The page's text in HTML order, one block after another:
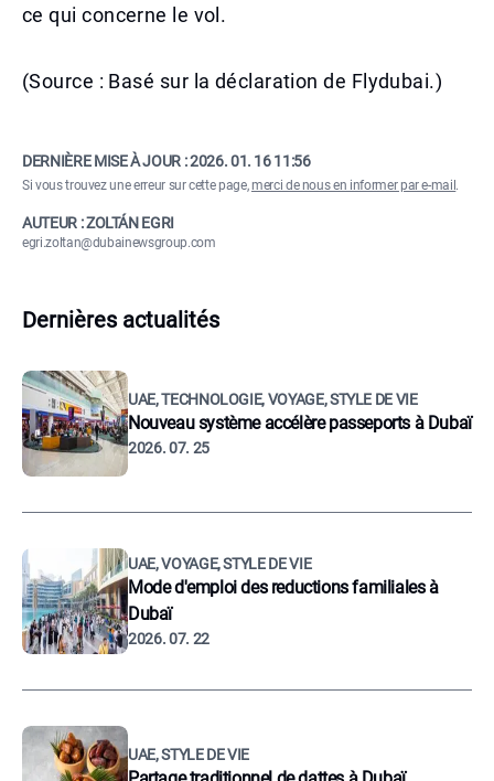
ce qui concerne le vol.
(Source : Basé sur la déclaration de Flydubai.)
DERNIÈRE MISE À JOUR :2026. 01. 16 11:56
Si vous trouvez une erreur sur cette page,merci de nous en informer par e-mail .
AUTEUR : ZOLTÁN EGRI
egri.zoltan@dubainewsgroup.com
Dernières actualités
UAE, TECHNOLOGIE, VOYAGE, STYLE DE VIE
Nouveau système accélère passeports à Dubaï
2026. 07. 25
UAE, VOYAGE, STYLE DE VIE
Mode d'emploi des reductions familiales à
Dubaï
2026. 07. 22
UAE, STYLE DE VIE